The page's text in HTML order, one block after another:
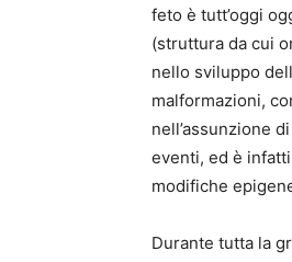
feto è tutt’oggi
(struttura da cui
nello sviluppo
malformazioni,
nell’assunzione di
eventi, ed è
modifiche
Durante tutta la